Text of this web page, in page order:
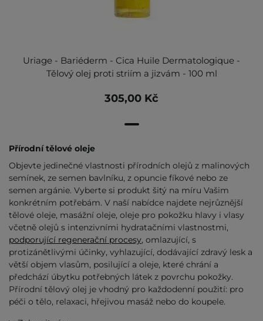
Uriage - Bariéderm - Cica Huile Dermatologique -
Tělový olej proti striím a jizvám - 100 ml
305,00 Kč
Přírodní tělové oleje
Objevte jedinečné vlastnosti přírodních olejů z malinových
semínek, ze semen bavlníku, z opuncie fíkové nebo ze
semen argánie. Vyberte si produkt šitý na míru Vašim
konkrétním potřebám. V naší nabídce najdete nejrůznější
tělové oleje, masážní oleje, oleje pro pokožku hlavy i vlasy
včetně olejů s intenzivními hydratačními vlastnostmi,
podporující regenerační procesy, omlazující, s
protizánětlivými účinky, vyhlazující, dodávající zdravý lesk a
větší objem vlasům, posilující a oleje, které chrání a
předchází úbytku potřebných látek z povrchu pokožky.
Přírodní tělový olej je vhodný pro každodenní použití: pro
péči o tělo, relaxaci, hřejivou masáž nebo do koupele.